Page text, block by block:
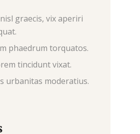
graecis, vix aperiri
phaedrum torquatos.
tincidunt vixat.
urbanitas moderatius.